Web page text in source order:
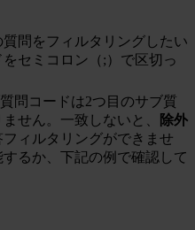
問をフィルタリングしたい
セミコロン（;）で区切っ
問コードは2つ目のサブ質
せん。一致しないと、
除外
ィルタリングができませ
るか、下記の例で確認して